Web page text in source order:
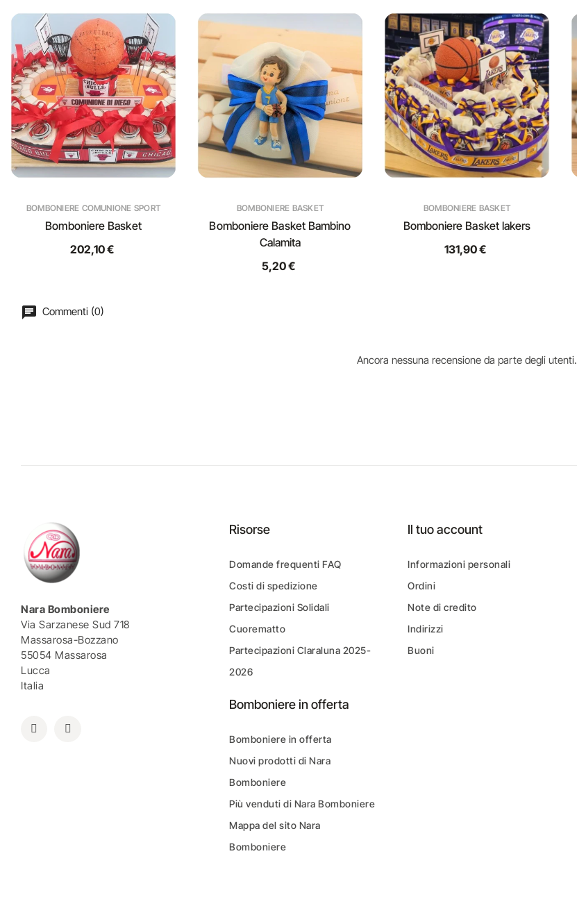
BOMBONIERE COMUNIONE SPORT
Bomboniere Basket
202,10 €
BOMBONIERE BASKET
Bomboniere Basket Bambino
Calamita
5,20 €
BOMBONIERE BASKET
Bomboniere Basket lakers
131,90 €
Commenti (0)
Ancora nessuna recensione da parte degli utenti.
Nara Bomboniere
Via Sarzanese Sud 718
Massarosa-Bozzano
55054 Massarosa
Lucca
Italia
Risorse
Domande frequenti FAQ
Costi di spedizione
Partecipazioni Solidali
Cuorematto
Partecipazioni Claraluna 2025-
2026
Bomboniere in offerta
Bomboniere in offerta
Nuovi prodotti di Nara
Bomboniere
Più venduti di Nara Bomboniere
Mappa del sito Nara
Bomboniere
Il tuo account
Informazioni personali
Ordini
Note di credito
Indirizzi
Buoni